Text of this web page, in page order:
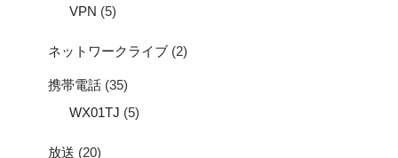
VPN (5)
ネットワークライブ (2)
携帯電話 (35)
WX01TJ (5)
放送 (20)